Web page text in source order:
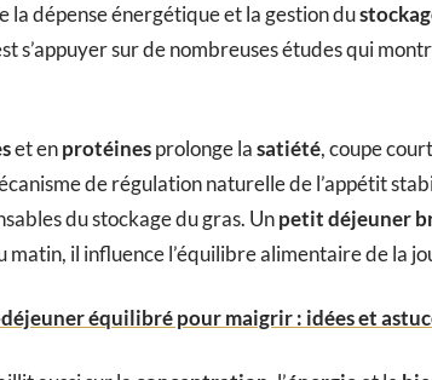
la dépense énergétique et la gestion du
s’appuyer sur de nombreuses études qui
et enprotéinesprolonge lasatiété, coupe
de régulation naturelle de l’appétit
du stockage du gras. Unpetit déjeuner
matin, il influence l’équilibre alimentaire de la
équilibré pour maigrir : idées et